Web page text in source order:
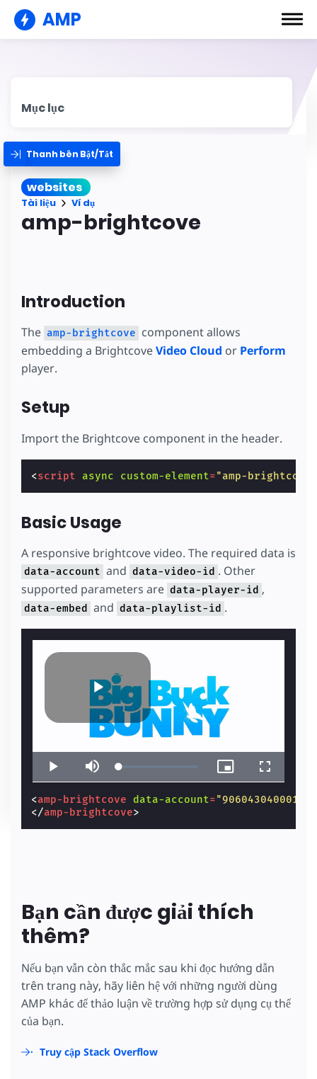
AMP
Mục lục
Thanh bên Bật/Tắt
websites
Tài liệu Ví dụ
amp-brightcove
Introduction
The amp-brightcove component allows
embedding a BrightcoveVideo Cloud or Perform
player.
Setup
Import the Brightcove component in the header.
<script async custom-element="amp-
Basic Usage
A responsive brightcove video. The required data is
data-account and data-video-id . Other
supported parameters are data-player-id ,
data-embed and data-playlist-id .
<amp-brightcove data-account="906043040001"
</amp-brightcove>
Bạn cần được giải thích
thêm?
Nếu bạn vẫn còn thắc mắc sau khi đọc hướng dẫn
trên trang này, hãy liên hệ với những người dùng
AMP khác để thảo luận về trường hợp sử dụng cụ thể
của bạn.
Truy cập Stack Overflow